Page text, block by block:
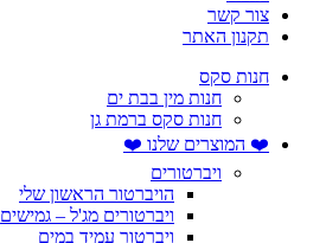
צור קשר
תקנון האתר
חנות סקס
חנות מין בבת ים
חנות סקס ברמת גן
❤️ המוצרים שלנו ❤️
ויברטורים
הויברטור הראשון שלי
ויברטורים מג'ל – גמישים
ויברטור עמיד במים